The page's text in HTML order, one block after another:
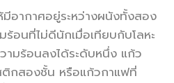
อากาศอยู่ระหว่างผนังทั้งสอง
อนที่ไม่ดีนักเมื่อเทียบกับโลหะ
ามร้อนลงได้ระดับหนึ่ง แก้ว
กสองชั้น หรือแก้วกาแฟที่